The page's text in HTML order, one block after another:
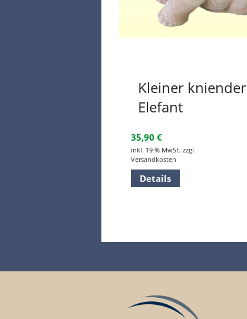
Kleiner kniender
Elefant
35,90 €
inkl. 19 % MwSt. zzgl.
Versandkosten
Details